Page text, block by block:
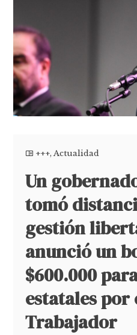
+++,Actualidad
Un
tomó
gestión
anunció un
$600.000
estatales por
Trabajador